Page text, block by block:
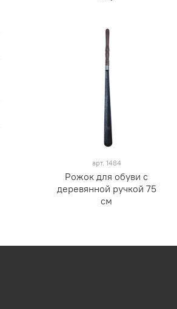
арт. 1484
Рожок для обуви с
деревянной ручкой 75
см